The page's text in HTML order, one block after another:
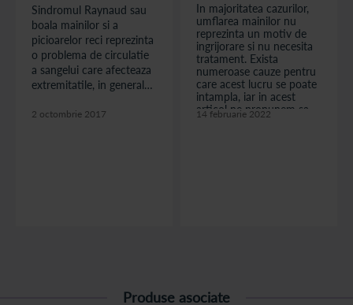
Sindromul Raynaud sau
boala mainilor si a
picioarelor reci reprezinta
o problema de circulatie
a sangelui care afecteaza
extremitatile, in general
picioare, obrajii, nasul,
2 octombrie 2017
In majoritatea cazurilor,
umflarea mainilor nu
reprezinta un motiv de
ingrijorare si nu necesita
tratament. Exista
numeroase cauze pentru
care acest lucru se poate
intampla, iar in acest
articol ne propunem sa
va prezentam cele mai
14 februarie 2022
Produse asociate